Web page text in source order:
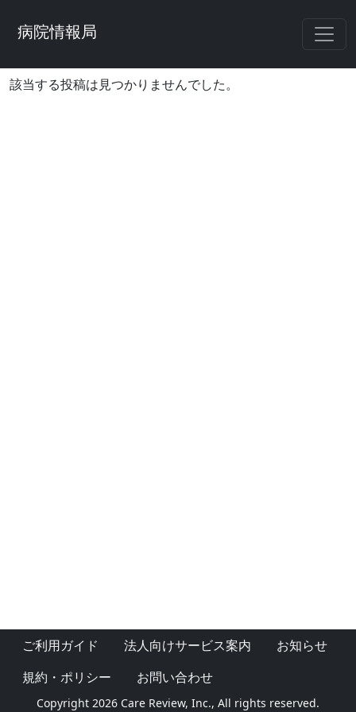
病院情報局
該当する投稿は見つかりませんでした。
ご利用ガイド 法人向けサービス案内
お知らせ
規約・ポリシー
お問い合わせ
Copyright 2026 Care Review, Inc., All rights reserved.